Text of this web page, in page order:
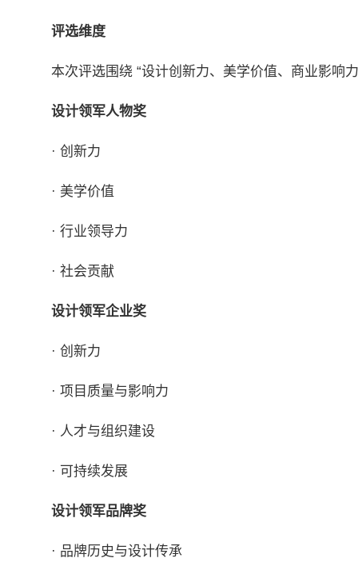
评选维度
本次评选围绕 “设计创新力、美学价值、商业影响
设计领军人物奖
· 创新力
· 美学价值
· 行业领导力
· 社会贡献
设计领军企业奖
· 创新力
· 项目质量与影响力
· 人才与组织建设
· 可持续发展
设计领军品牌奖
· 品牌历史与设计传承